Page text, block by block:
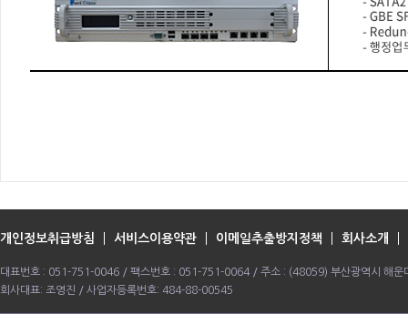
개인정보취급방침 서비스이용약관 이메일추출방지정책 회사소개
대표번호 : 051-751-0046 / 팩스번호 : 051-751-0064 / 주소 : (48059) 부산광역시 해운
회사대표: 조영진 / 사업자등록번호: 484-88-00545